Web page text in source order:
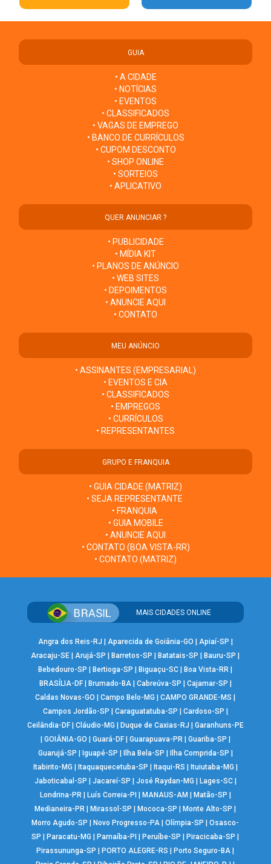
GUIA
• A CIDADE
• NOTÍCIAS
• EVENTOS
• CLASSIFICADOS
• VAGAS DE EMPREGO
• BANCO DE CURRÍCULOS
• CUPOM DESCONTO
• SHOP ONLINE
• SORTEIOS
• APLICATIVO
QUER ANUNCIAR ?
• PUBLICIDADE
• MÍDIA KIT
• PLANOS DE ANÚNCIO
• WEB SITES
• DEPOIMENTOS
• ANUNCIE AQUI
• CONTATO
MEU ANÚNCIO
• ASSINANTES (EMPRESARIAL)
• EVENTOS E CIA
• CLASSIFICADOS
• EMPREGOS
• CURRÍCULOS
• REPRESENTANTES
GRUPO E FRANQUIA
• GUIA CIDADE (MATRIZ)
• SEJA REPRESENTANTE
• FRANQUIA
• GUIA MOBILE
• ANUNCIE AQUI
• CONTATO (BOA VISTA-RR)
• CONTATO (MATRIZ)
MAIS CIDADES ONLINE
Angra dos Reis-RJ Aparecida de Goiânia-GO Apiaí-SP
Aracaju-SE |Arujá-SP Barretos-SP Batatais-SP Bauru-SP
Bebedouro-SP
Bertioga-SP Biguaçu-SC Boa Vista-RR
BRASÍLIA-DF| Brumado-BA| Cabreúva-SP Cajamar-SP
Caldas Novas-GO
|Campo Belo-MG |CAMPO GRANDE-MS
Campos Jordão-SP
Caraguatatuba-SP Cardoso-SP
Ceilândia-DF| Cláudio-MG Duque de Caxias-RJ
Garanhuns-PE
GOIÂNIA-GO Guará-DF| Guarapuava-PR| Guariba-SP
Guarujá-SP
Iguapé-SP Ilha Bela-SP Ilha Comprida-SP
Itabirito-MG
Itaquaquecetuba-SP Itaqui-RS Ituiutaba-MG
Jaboticabal-SP
Jacareí-SP José Raydan-MG Lages-SC|
Londrina-PR| Luís Correia-PI MANAUS-AM Matão-SP
Medianeira-PR
Mirassol-SP Mococa-SP Monte Alto-SP
Morro Agudo-SP
Novo Progresso-PA |Olímpia-SP |Osasco-
SP
Paracatu-MG Parnaíba-PI Peruíbe-SP Piracicaba-SP
Pirassununga-SP
PORTO ALEGRE-RS Porto Seguro-BA